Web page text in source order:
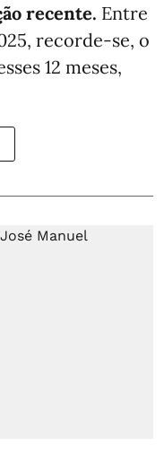
recente. Entre
recorde-se, o
12 meses,